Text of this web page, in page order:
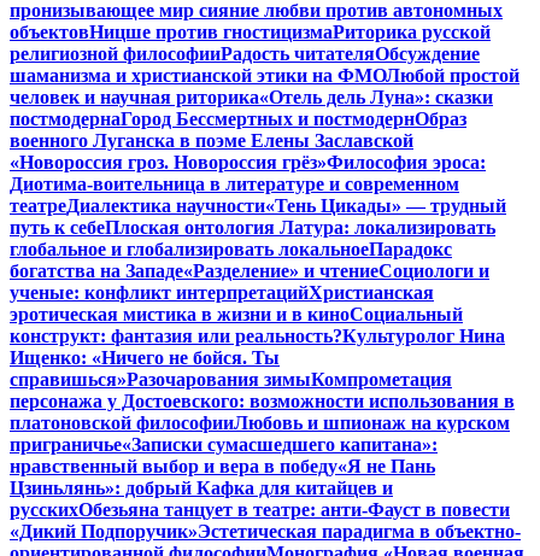
пронизывающее мир сияние любви против автономных
объектовНицше против гностицизмаРиторика русской
религиозной философииРадость читателяОбсуждение
шаманизма и христианской этики на ФМОЛюбой простой
человек и научная риторика«Отель дель Луна»: сказки
постмодернаГород Бессмертных и постмодернОбраз
военного Луганска в поэме Елены Заславской
«Новороссия гроз. Новороссия грёз»Философия эроса:
Диотима-воительница в литературе и современном
театреДиалектика научности«Тень Цикады» — трудный
путь к себеПлоская онтология Латура: локализировать
глобальное и глобализировать локальноеПарадокс
богатства на Западе«Разделение» и чтениеСоциологи и
ученые: конфликт интерпретацийХристианская
эротическая мистика в жизни и в киноСоциальный
конструкт: фантазия или реальность?Культуролог Нина
Ищенко: «Ничего не бойся. Ты
справишься»Разочарования зимыКомпрометация
персонажа у Достоевского: возможности использования в
платоновской философииЛюбовь и шпионаж на курском
приграничье«Записки сумасшедшего капитана»:
нравственный выбор и вера в победу«Я не Пань
Цзиньлянь»: добрый Кафка для китайцев и
русскихОбезьяна танцует в театре: анти-Фауст в повести
«Дикий Подпоручик»Эстетическая парадигма в объектно-